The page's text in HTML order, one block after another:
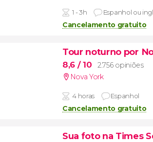
1 - 3h Espanhol ou
Cancelamento gratuito
Tour noturno por
8,6 / 10
2.756 opiniões
Nova York
4 horas Espanhol
Cancelamento gratuito
Sua foto na Times